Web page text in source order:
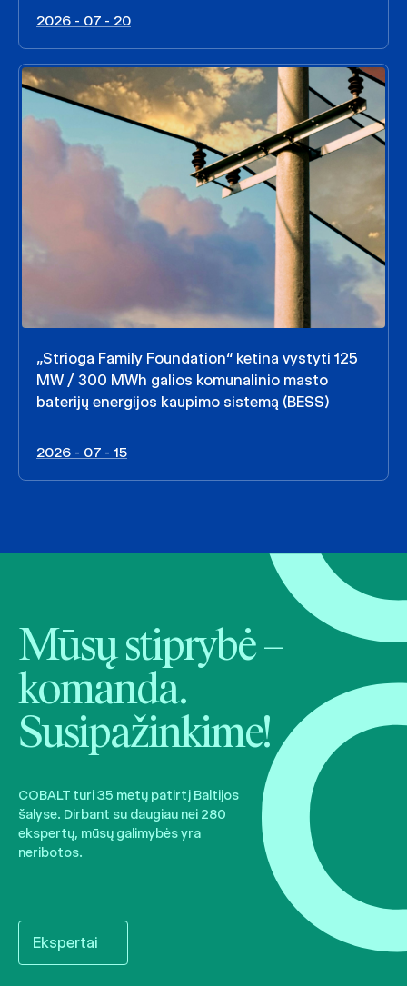
2026 - 07 - 20
„Strioga Family Foundation“ ketina vystyti 125
MW / 300 MWh galios komunalinio masto
baterijų energijos kaupimo sistemą (BESS)
2026 - 07 - 15
Mūsų stiprybė –
komanda.
Susipažinkime!
COBALT turi 35 metų patirtį Baltijos
šalyse. Dirbant su daugiau nei 280
ekspertų, mūsų galimybės yra
neribotos.
Ekspertai